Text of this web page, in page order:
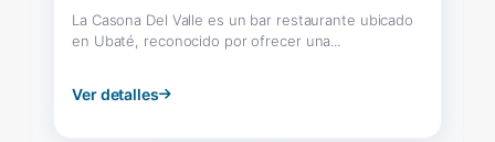
La Casona Del Valle es un bar restaurante ubicado
en Ubaté, reconocido por ofrecer una...
Ver detalles